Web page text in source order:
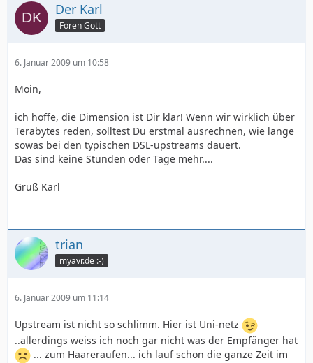
Der Karl
Foren Gott
6. Januar 2009 um 10:58
Moin,
ich hoffe, die Dimension ist Dir klar! Wenn wir wirklich über
Terabytes reden, solltest Du erstmal ausrechnen, wie lange
sowas bei den typischen DSL-upstreams dauert.
Das sind keine Stunden oder Tage mehr....
Gruß Karl
trian
myavr.de :-)
6. Januar 2009 um 11:14
Upstream ist nicht so schlimm. Hier ist Uni-netz
..allerdings weiss ich noch gar nicht was der Empfänger hat
... zum Haareraufen... ich lauf schon die ganze Zeit im